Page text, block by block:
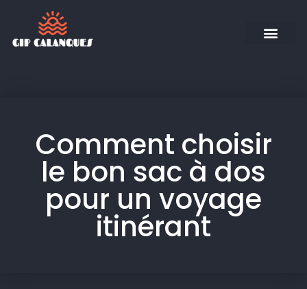
Comment choisir
le bon sac à dos
pour un voyage
itinérant